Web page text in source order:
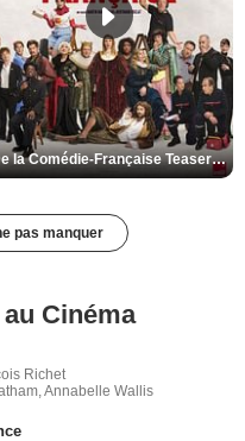
De la Comédie-Française Teaser VF
pas manquer
Cinéma
Richet
Annabelle Wallis